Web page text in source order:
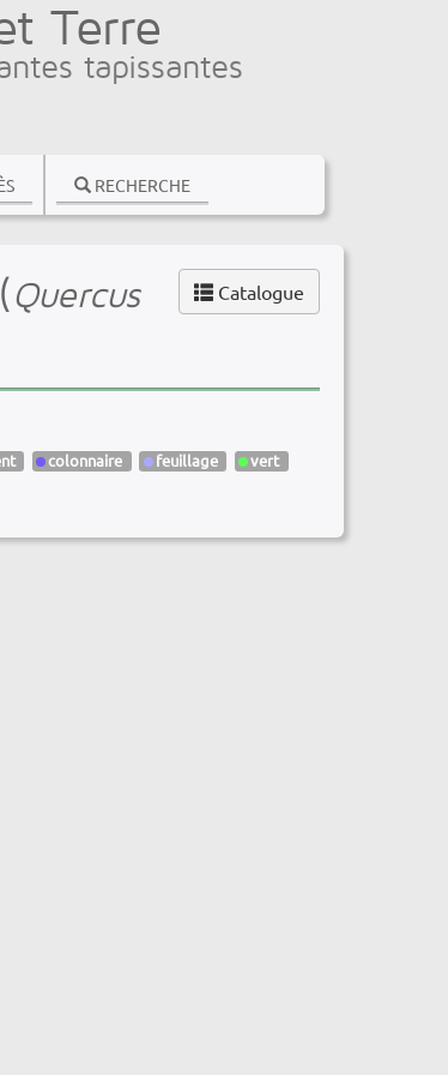
Terre
tapissantes
RECHERCHE
Catalogue
Quercus
colonnaire feuillage vert